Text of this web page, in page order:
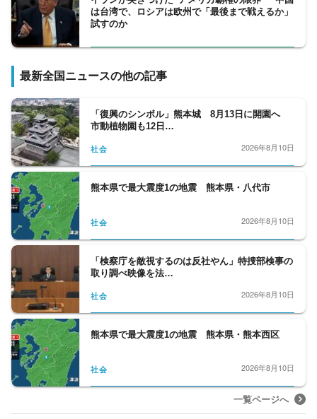
は台湾で、ロシアは欧州で「最後まで戦えるか」
試すのか
最新全国ニュースの他の記事
「復興のシンボル」熊本城 8月13日に開園へ
市動植物園も12日…
社会 2026年8月10日
熊本県で最大震度1の地震 熊本県・八代市
社会 2026年8月10日
「検察庁を敵視するのは反社やん」特捜部検事の
取り調べ映像を法…
社会 2026年8月10日
熊本県で最大震度1の地震 熊本県・熊本西区
社会 2026年8月10日
一覧ページへ